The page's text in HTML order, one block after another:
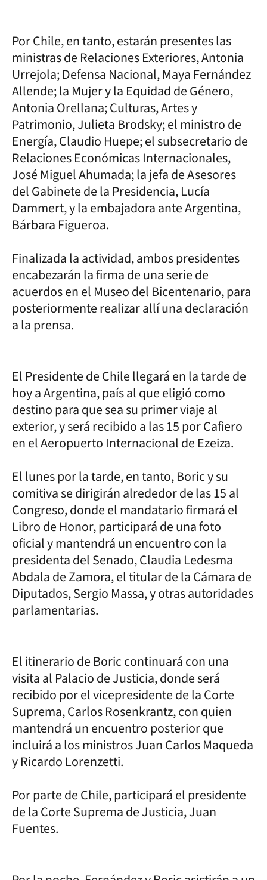
Por Chile, en tanto, estarán presentes las
ministras de Relaciones Exteriores, Antonia
Urrejola; Defensa Nacional, Maya Fernández
Allende; la Mujer y la Equidad de Género,
Antonia Orellana; Culturas, Artes y
Patrimonio, Julieta Brodsky; el ministro de
Energía, Claudio Huepe; el subsecretario de
Relaciones Económicas Internacionales,
José Miguel Ahumada; la jefa de Asesores
del Gabinete de la Presidencia, Lucía
Dammert, y la embajadora ante Argentina,
Bárbara Figueroa.
Finalizada la actividad, ambos presidentes
encabezarán la firma de una serie de
acuerdos en el Museo del Bicentenario, para
posteriormente realizar allí una declaración
a la prensa.
El Presidente de Chile llegará en la tarde de
hoy a Argentina, país al que eligió como
destino para que sea su primer viaje al
exterior, y será recibido a las 15 por Cafiero
en el Aeropuerto Internacional de Ezeiza.
El lunes por la tarde, en tanto, Boric y su
comitiva se dirigirán alrededor de las 15 al
Congreso, donde el mandatario firmará el
Libro de Honor, participará de una foto
oficial y mantendrá un encuentro con la
presidenta del Senado, Claudia Ledesma
Abdala de Zamora, el titular de la Cámara de
Diputados, Sergio Massa, y otras autoridades
parlamentarias.
El itinerario de Boric continuará con una
visita al Palacio de Justicia, donde será
recibido por el vicepresidente de la Corte
Suprema, Carlos Rosenkrantz, con quien
mantendrá un encuentro posterior que
incluirá a los ministros Juan Carlos Maqueda
y Ricardo Lorenzetti.
Por parte de Chile, participará el presidente
de la Corte Suprema de Justicia, Juan
Fuentes.